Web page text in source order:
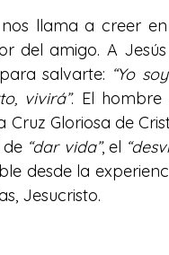
llama a creer
del amigo. A
salvarte: “Yo
vivirá”. El hombre
Gloriosa de
“dar vida”, el
desde la
Jesucristo.